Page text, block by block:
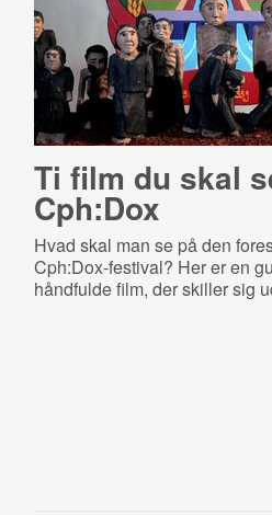
Ti film du skal
Cph:Dox
Hvad skal man se på den
Cph:Dox-festival? Her er en
håndfulde film, der skiller sig